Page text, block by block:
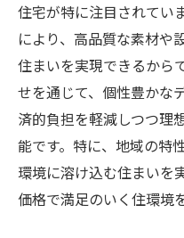
住宅が特に注目されてい
により、高品質な素材や
住まいを実現できるから
せを通じて、個性豊かな
済的負担を軽減しつつ理
能です。特に、地域の特
環境に溶け込む住まいを
価格で満足のいく住環境